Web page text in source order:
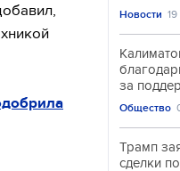
Новости
за
Общество
Трамп
сделки